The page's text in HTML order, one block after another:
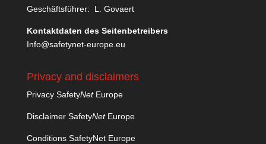
Geschäftsführer: L. Govaert
Kontaktdaten des Seitenbetreibers
Info@safetynet-europe.eu
Privacy and disclaimers
Privacy SafetyNetEurope
Disclaimer SafetyNetEurope
Conditions SafetyNet Europe